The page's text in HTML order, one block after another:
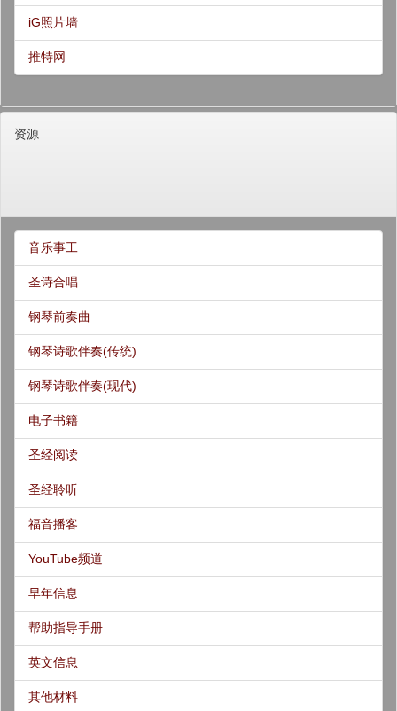
iG照片墙
推特网
资源
音乐事工
圣诗合唱
钢琴前奏曲
钢琴诗歌伴奏(传统)
钢琴诗歌伴奏(现代)
电子书籍
圣经阅读
圣经聆听
福音播客
YouTube频道
早年信息
帮助指导手册
英文信息
其他材料